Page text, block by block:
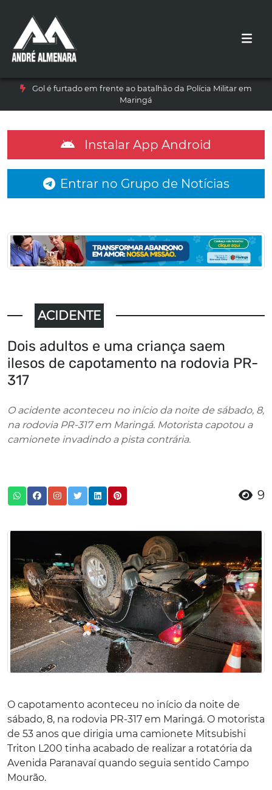
Gol é furtado em frente ao batalhão da Polícia Militar em
Maringá
Instalar App Android
Entrar no Grupo de Notícias
ACIDENTE
Dois adultos e uma criança saem
ilesos de capotamento na rodovia PR-
317
O acidente aconteceu no início da noite de sábado, 8,
na rodovia PR-317 em Maringá. Motorista capotou a
camionete invadindo a pista contrária.
9
O capotamento aconteceu no início da noite de
sábado, 8, na rodovia PR-317 em Maringá. O motorista
de 53 anos que dirigia uma camionete Mitsubishi
Triton L200 tinha acabado de realizar a rotatória da
Avenida Paranavaí quando seguia sentido Campo
Mourão.